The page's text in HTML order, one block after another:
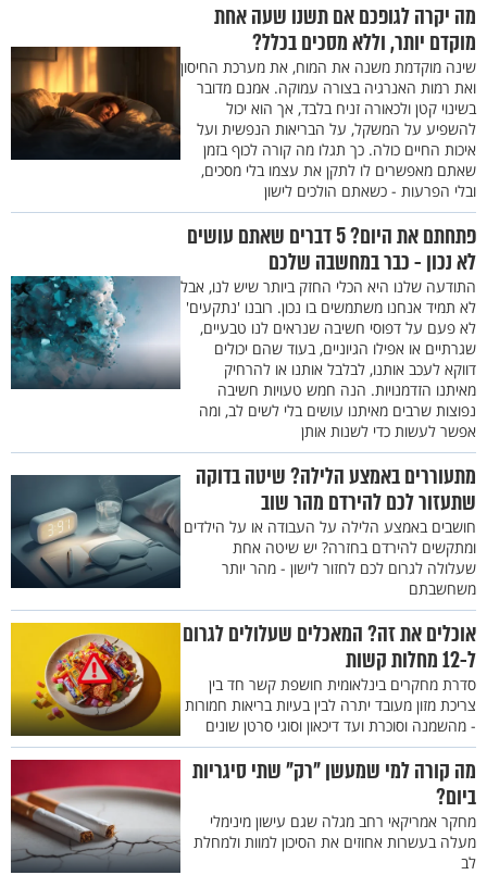
מה יקרה לגופכם אם תשנו שעה אחת
מוקדם יותר, וללא מסכים בכלל?
שינה מוקדמת משנה את המוח, את מערכת החיסון
ואת רמות האנרגיה בצורה עמוקה. אמנם מדובר
בשינוי קטן ולכאורה זניח בלבד, אך הוא יכול
להשפיע על המשקל, על הבריאות הנפשית ועל
איכות החיים כולה. כך תגלו מה קורה לכוף בזמן
שאתם מאפשרים לו לתקן את עצמו בלי מסכים,
ובלי הפרעות - כשאתם הולכים לישון
פתחתם את היום? 5 דברים שאתם עושים
לא נכון - כבר במחשבה שלכם
התודעה שלנו היא הכלי החזק ביותר שיש לנו, אבל
לא תמיד אנחנו משתמשים בו נכון. רובנו 'נתקעים'
לא פעם על דפוסי חשיבה שנראים לנו טבעיים,
שגרתיים או אפילו הגיוניים, בעוד שהם יכולים
דווקא לעכב אותנו, לבלבל אותנו או להרחיק
מאיתנו הזדמנויות. הנה חמש טעויות חשיבה
נפוצות שרבים מאיתנו עושים בלי לשים לב, ומה
אפשר לעשות כדי לשנות אותן
מתעוררים באמצע הלילה? שיטה בדוקה
שתעזור לכם להירדם מהר שוב
חושבים באמצע הלילה על העבודה או על הילדים
ומתקשים להירדם בחזרה? יש שיטה אחת
שעלולה לגרום לכם לחזור לישון - מהר יותר
משחשבתם
אוכלים את זה? המאכלים שעלולים לגרום
ל-12 מחלות קשות
סדרת מחקרים בינלאומית חושפת קשר חד בין
צריכת מזון מעובד יתרה לבין בעיות בריאות חמורות
- מהשמנה וסוכרת ועד דיכאון וסוגי סרטן שונים
מה קורה למי שמעשן "רק" שתי סיגריות
ביום?
מחקר אמריקאי רחב מגלה שגם עישון מינימלי
מעלה בעשרות אחוזים את הסיכון למוות ולמחלת
לב